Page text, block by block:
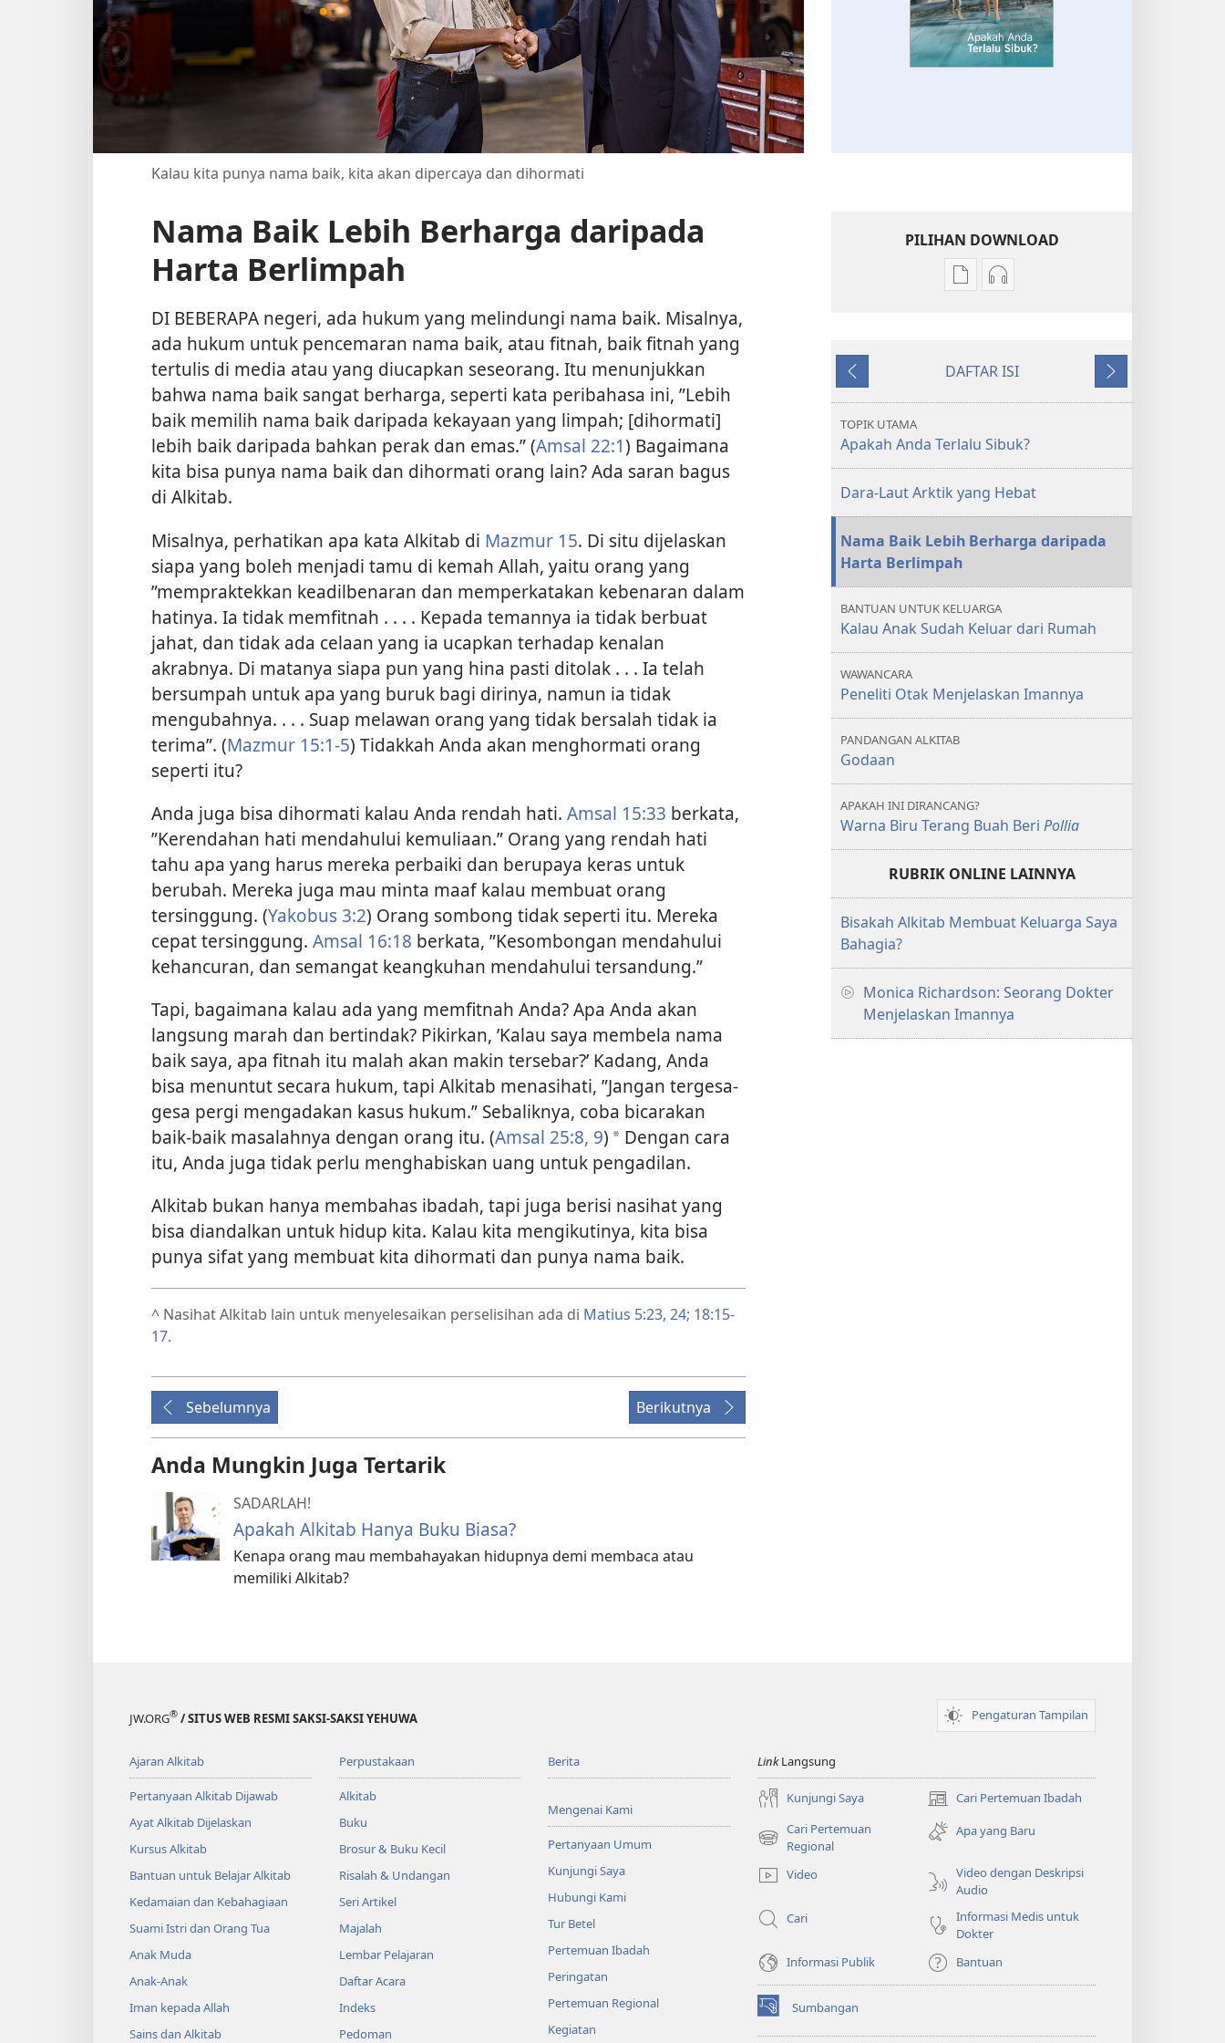
Kalau kita punya nama baik, kita akan dipercaya dan dihormati
Nama Baik Lebih Berharga daripada
Harta Berlimpah
DI BEBERAPA negeri, ada hukum yang melindungi nama baik. Misalnya,
ada hukum untuk pencemaran nama baik, atau fitnah, baik fitnah yang
tertulis di media atau yang diucapkan seseorang. Itu menunjukkan
bahwa nama baik sangat berharga, seperti kata peribahasa ini, ”Lebih
baik memilih nama baik daripada kekayaan yang limpah; [dihormati]
lebih baik daripada bahkan perak dan emas.” (Amsal 22:1) Bagaimana
kita bisa punya nama baik dan dihormati orang lain? Ada saran bagus
di Alkitab.
Misalnya, perhatikan apa kata Alkitab di Mazmur 15. Di situ dijelaskan
siapa yang boleh menjadi tamu di kemah Allah, yaitu orang yang
”mempraktekkan keadilbenaran dan memperkatakan kebenaran dalam
hatinya. Ia tidak memfitnah . . . . Kepada temannya ia tidak berbuat
jahat, dan tidak ada celaan yang ia ucapkan terhadap kenalan
akrabnya. Di matanya siapa pun yang hina pasti ditolak . . . Ia telah
bersumpah untuk apa yang buruk bagi dirinya, namun ia tidak
mengubahnya. . . . Suap melawan orang yang tidak bersalah tidak ia
terima”. (Mazmur 15:1-5) Tidakkah Anda akan menghormati orang
seperti itu?
Anda juga bisa dihormati kalau Anda rendah hati. Amsal 15:33 berkata,
”Kerendahan hati mendahului kemuliaan.” Orang yang rendah hati
tahu apa yang harus mereka perbaiki dan berupaya keras untuk
berubah. Mereka juga mau minta maaf kalau membuat orang
tersinggung. (Yakobus 3:2) Orang sombong tidak seperti itu. Mereka
cepat tersinggung. Amsal 16:18 berkata, ”Kesombongan mendahului
kehancuran, dan semangat keangkuhan mendahului tersandung.”
Tapi, bagaimana kalau ada yang memfitnah Anda? Apa Anda akan
langsung marah dan bertindak? Pikirkan, ’Kalau saya membela nama
baik saya, apa fitnah itu malah akan makin tersebar?’ Kadang, Anda
bisa menuntut secara hukum, tapi Alkitab menasihati, ”Jangan tergesa-
gesa pergi mengadakan kasus hukum.” Sebaliknya, coba bicarakan
baik-baik masalahnya dengan orang itu. (Amsal 25:8, 9) * Dengan cara
itu, Anda juga tidak perlu menghabiskan uang untuk pengadilan.
Alkitab bukan hanya membahas ibadah, tapi juga berisi nasihat yang
bisa diandalkan untuk hidup kita. Kalau kita mengikutinya, kita bisa
punya sifat yang membuat kita dihormati dan punya nama baik.
^ Nasihat Alkitab lain untuk menyelesaikan perselisihan ada di Matius 5:23, 24; 18:15-
17.
Sebelumnya Berikutnya
Anda Mungkin Juga Tertarik
SADARLAH!
Apakah Alkitab Hanya Buku Biasa?
Kenapa orang mau membahayakan hidupnya demi membaca atau
memiliki Alkitab?
PILIHAN DOWNLOAD
Pilihan
Apakah
Sibuk?
Pilihan
Apakah
Sibuk?
Sebelumnya
DAFTAR ISI
Berikutnya
TOPIK UTAMA
Apakah Anda Terlalu Sibuk?
Dara-Laut Arktik yang Hebat
Nama Baik Lebih Berharga daripada
Harta Berlimpah
BANTUAN UNTUK KELUARGA
Kalau Anak Sudah Keluar dari Rumah
WAWANCARA
Peneliti Otak Menjelaskan Imannya
PANDANGAN ALKITAB
Godaan
APAKAH INI DIRANCANG?
Warna Biru Terang Buah Beri Pollia
RUBRIK ONLINE LAINNYA
Bisakah Alkitab Membuat Keluarga Saya
Bahagia?
Monica Richardson: Seorang Dokter
Menjelaskan Imannya
JW.ORG® / SITUS WEB RESMI SAKSI-SAKSI YEHUWA Pengaturan Tampilan
Ajaran Alkitab
Pertanyaan Alkitab Dijawab
Ayat Alkitab Dijelaskan
Kursus Alkitab
Bantuan untuk Belajar Alkitab
Kedamaian dan Kebahagiaan
Suami Istri dan Orang Tua
Anak Muda
Anak-Anak
Iman kepada Allah
Sains dan Alkitab
Perpustakaan
Alkitab
Buku
Brosur & Buku Kecil
Risalah & Undangan
Seri Artikel
Majalah
Lembar Pelajaran
Daftar Acara
Indeks
Pedoman
Berita
Mengenai Kami
Pertanyaan Umum
Kunjungi Saya
Hubungi Kami
Tur Betel
Pertemuan Ibadah
Peringatan
Pertemuan Regional
Kegiatan
LinkLangsung
Kunjungi Saya Cari Pertemuan Ibadah
(terbuka
di
window
Cari Pertemuan
Regional
(terbuka
window
Apa yang Baru
Video
Video dengan Deskripsi
Audio
Cari
Informasi Medis untuk
Dokter
Informasi Publik
Bantuan
Sumbangan
(terbuka
di